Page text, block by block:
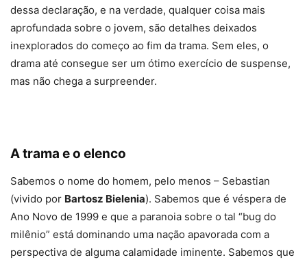
dessa declaração, e na verdade, qualquer coisa mais
aprofundada sobre o jovem, são detalhes deixados
inexplorados do começo ao fim da trama. Sem eles, o
drama até consegue ser um ótimo exercício de suspense,
mas não chega a surpreender.
A trama e o elenco
Sabemos o nome do homem, pelo menos – Sebastian
(vivido por Bartosz Bielenia). Sabemos que é véspera de
Ano Novo de 1999 e que a paranoia sobre o tal “bug do
milênio” está dominando uma nação apavorada com a
perspectiva de alguma calamidade iminente. Sabemos que